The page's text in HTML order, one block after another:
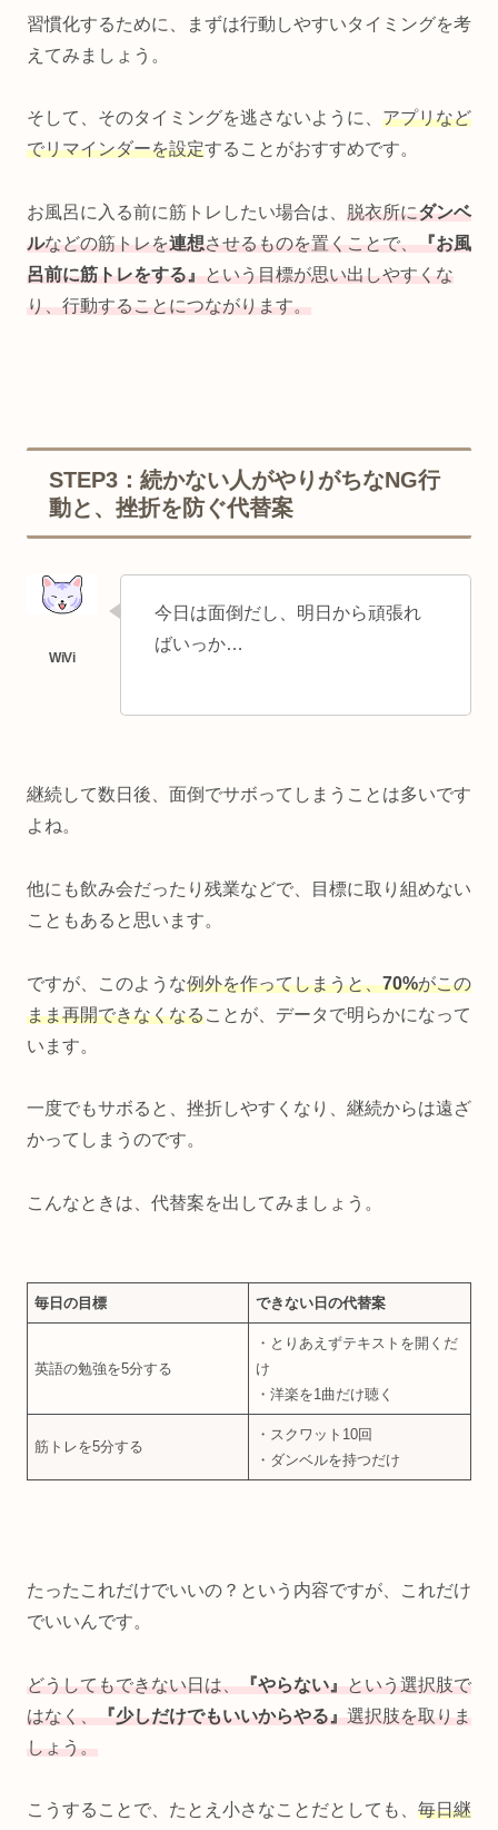
習慣化するために、まずは行動しやすいタイミングを考
えてみましょう。
そして、そのタイミングを逃さないように、 アプリなど
でリマインダーを設定することがおすすめです。
お風呂に入る前に筋トレしたい場合は、 脱衣所にダンベ
ルなどの筋トレを連想させるものを置くことで、『お風
呂前に筋トレをする』という目標が思い出しやすくな
り、行動することにつながります。
STEP3：続かない人がやりがちなNG行
動と、挫折を防ぐ代替案
今日は面倒だし、明日から頑張れ
ばいっか…
継続して数日後、面倒でサボってしまうことは多いです
よね。
他にも飲み会だったり残業などで、目標に取り組めない
こともあると思います。
ですが、このような例外を作ってしまうと、70%がこの
まま再開できなくなることが、データで明らかになって
います。
一度でもサボると、挫折しやすくなり、継続からは遠ざ
かってしまうのです。
こんなときは、代替案を出してみましょう。
毎日の目標 できない日の代替案
英語の勉強を5分する
・とりあえずテキストを開くだ
け
・洋楽を1曲だけ聴く
筋トレを5分する
・スクワット10回
・ダンベルを持つだけ
たったこれだけでいいの？という内容ですが、これだけ
でいいんです。
どうしてもできない日は、『やらない』という選択肢で
はなく、『少しだけでもいいからやる』選択肢を取りま
しょう。
こうすることで、たとえ小さなことだとしても、 毎日継